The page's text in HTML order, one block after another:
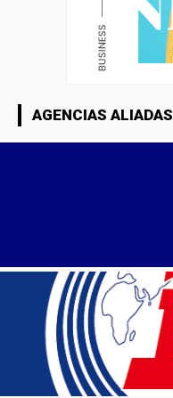
AGENCIAS ALIADAS